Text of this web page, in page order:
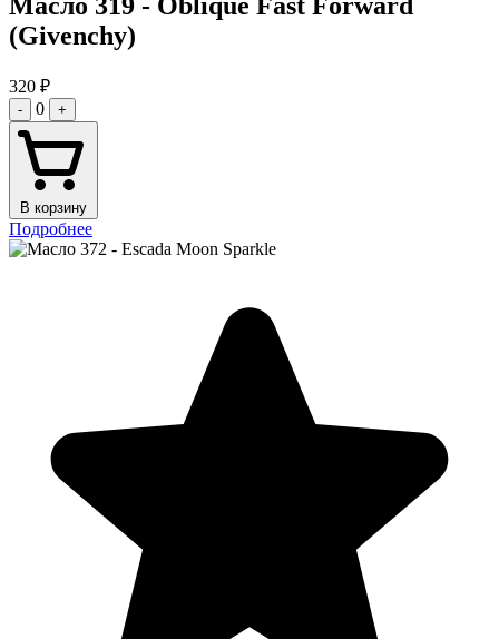
Масло 319 - Oblique Fast Forward
(Givenchy)
320 ₽
- 0 +
В корзину
Подробнее